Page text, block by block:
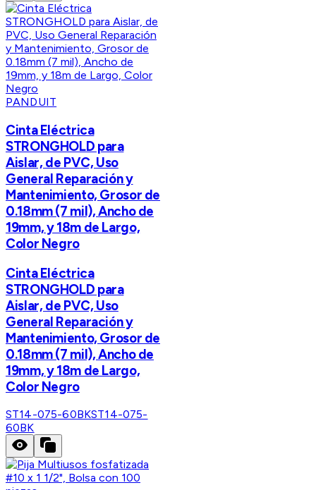
PANDUIT
Cinta Eléctrica
STRONGHOLD para
Aislar, de PVC, Uso
General Reparación y
Mantenimiento, Grosor de
0.18mm (7 mil), Ancho de
19mm, y 18m de Largo,
Color Negro
Cinta Eléctrica
STRONGHOLD para
Aislar, de PVC, Uso
General Reparación y
Mantenimiento, Grosor de
0.18mm (7 mil), Ancho de
19mm, y 18m de Largo,
Color Negro
ST14-075-60BKST14-075-
60BK